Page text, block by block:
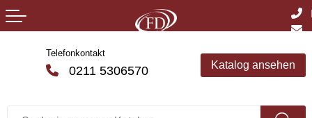
Telefonkontakt
0211 5306570 Katalog ansehen